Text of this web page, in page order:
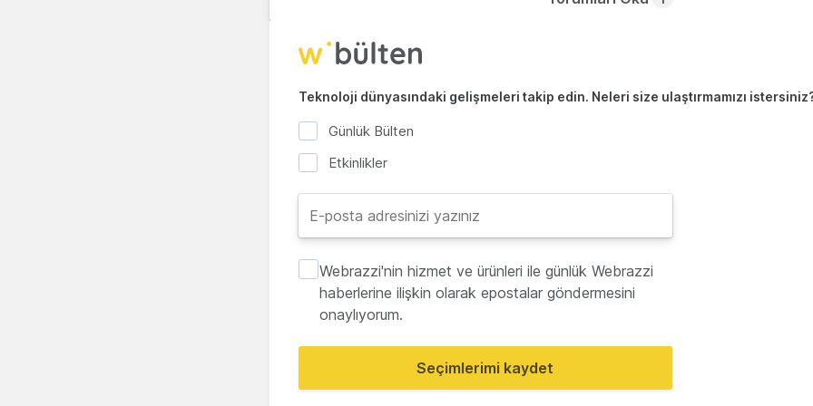
Teknoloji dünyasındaki gelişmeleri takip edin. Neleri size ulaştırmamızı
Günlük Bülten
Etkinlikler
Webrazzi'nin hizmet ve ürünleri ile günlük Webrazzi
haberlerine ilişkin olarak epostalar göndermesini
onaylıyorum.
Seçimlerimi kaydet